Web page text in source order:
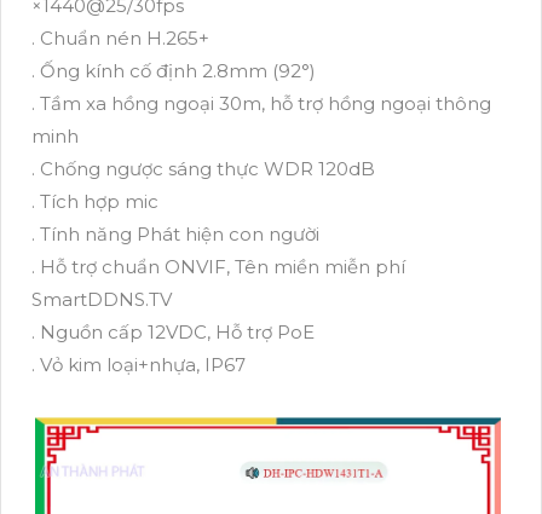
×1440@25/30fps
. Chuẩn nén H.265+
. Ống kính cố định 2.8mm (92°)
. Tầm xa hồng ngoại 30m, hỗ trợ hồng ngoại thông
minh
. Chống ngược sáng thực WDR 120dB
. Tích hợp mic
. Tính năng Phát hiện con người
. Hỗ trợ chuẩn ONVIF, Tên miền miễn phí
SmartDDNS.TV
. Nguồn cấp 12VDC, Hỗ trợ PoE
. Vỏ kim loại+nhựa, IP67